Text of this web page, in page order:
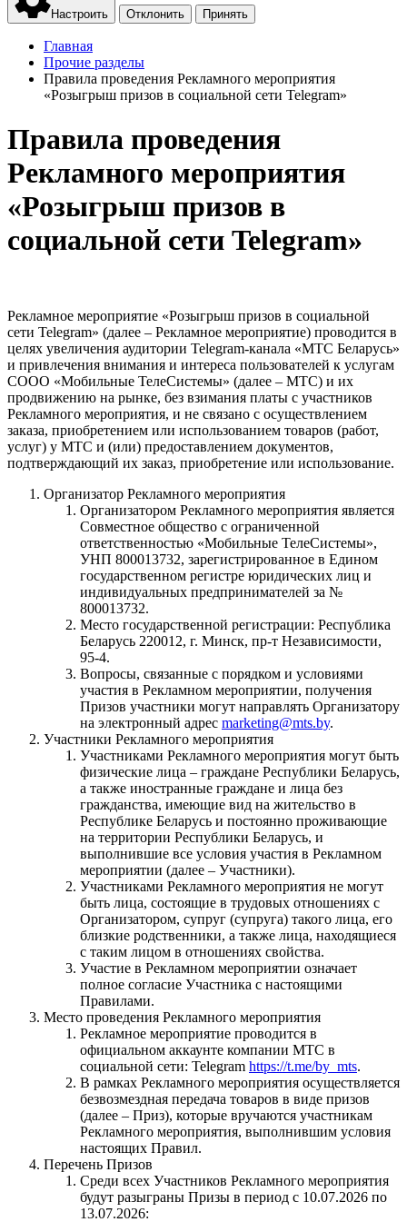
Настроить Отклонить Принять
Главная
Прочие разделы
Правила проведения Рекламного мероприятия
«Розыгрыш призов в социальной сети Telegram»
Правила проведения
Рекламного мероприятия
«Розыгрыш призов в
социальной сети Telegram»
Рекламное мероприятие «Розыгрыш призов в социальной
сети Telegram» (далее – Рекламное мероприятие) проводится в
целях увеличения аудитории Telegram-канала «МТС Беларусь»
и привлечения внимания и интереса пользователей к услугам
СООО «Мобильные ТелеСистемы» (далее – МТС) и их
продвижению на рынке, без взимания платы с участников
Рекламного мероприятия, и не связано с осуществлением
заказа, приобретением или использованием товаров (работ,
услуг) у МТС и (или) предоставлением документов,
подтверждающий их заказ, приобретение или использование.
Организатор Рекламного мероприятия
Организатором Рекламного мероприятия является
Совместное общество с ограниченной
ответственностью «Мобильные ТелеСистемы»,
УНП 800013732, зарегистрированное в Едином
государственном регистре юридических лиц и
индивидуальных предпринимателей за №
800013732.
Место государственной регистрации: Республика
Беларусь 220012, г. Минск, пр-т Независимости,
95-4.
Вопросы, связанные с порядком и условиями
участия в Рекламном мероприятии, получения
Призов участники могут направлять Организатору
на электронный адрес marketing@mts.by.
Участники Рекламного мероприятия
Участниками Рекламного мероприятия могут быть
физические лица – граждане Республики Беларусь,
а также иностранные граждане и лица без
гражданства, имеющие вид на жительство в
Республике Беларусь и постоянно проживающие
на территории Республики Беларусь, и
выполнившие все условия участия в Рекламном
мероприятии (далее – Участники).
Участниками Рекламного мероприятия не могут
быть лица, состоящие в трудовых отношениях с
Организатором, супруг (супруга) такого лица, его
близкие родственники, а также лица, находящиеся
с таким лицом в отношениях свойства.
Участие в Рекламном мероприятии означает
полное согласие Участника с настоящими
Правилами.
Место проведения Рекламного мероприятия
Рекламное мероприятие проводится в
официальном аккаунте компании МТС в
социальной сети: Telegram https://t.me/by_mts.
В рамках Рекламного мероприятия осуществляется
безвозмездная передача товаров в виде призов
(далее – Приз), которые вручаются участникам
Рекламного мероприятия, выполнившим условия
настоящих Правил.
Перечень Призов
Среди всех Участников Рекламного мероприятия
будут разыграны Призы в период с 10.07.2026 по
13.07.2026: